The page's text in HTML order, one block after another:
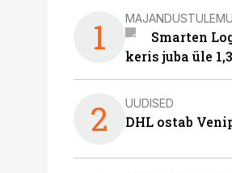
1
Smarten
keris juba üle
2 UUDISED
DHL ostab